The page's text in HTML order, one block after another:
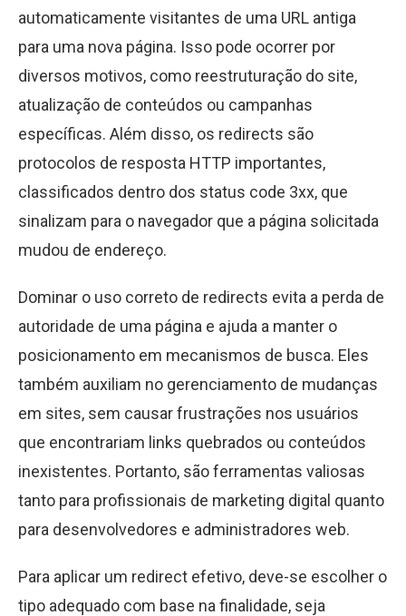
automaticamente visitantes de uma URL antiga
para uma nova página. Isso pode ocorrer por
diversos motivos, como reestruturação do site,
atualização de conteúdos ou campanhas
específicas. Além disso, os redirects são
protocolos de resposta HTTP importantes,
classificados dentro dos status code 3xx, que
sinalizam para o navegador que a página solicitada
mudou de endereço.
Dominar o uso correto de redirects evita a perda de
autoridade de uma página e ajuda a manter o
posicionamento em mecanismos de busca. Eles
também auxiliam no gerenciamento de mudanças
em sites, sem causar frustrações nos usuários
que encontrariam links quebrados ou conteúdos
inexistentes. Portanto, são ferramentas valiosas
tanto para profissionais de marketing digital quanto
para desenvolvedores e administradores web.
Para aplicar um redirect efetivo, deve-se escolher o
tipo adequado com base na finalidade, seja